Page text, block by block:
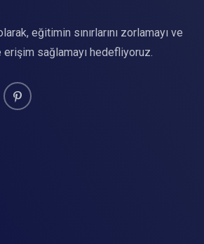
eğitimin sınırlarını zorlamayı ve
sağlamayı hedefliyoruz.